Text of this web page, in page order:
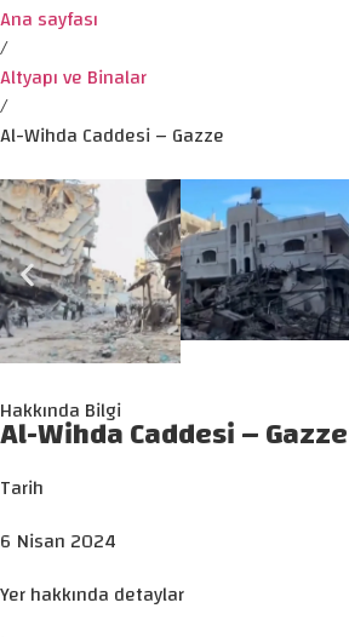
Ana sayfası
/
Altyapı ve Binalar
/
Al-Wihda Caddesi – Gazze
Hakkında Bilgi
Al-Wihda Caddesi – Gazze
Tarih
6 Nisan 2024
Yer hakkında detaylar